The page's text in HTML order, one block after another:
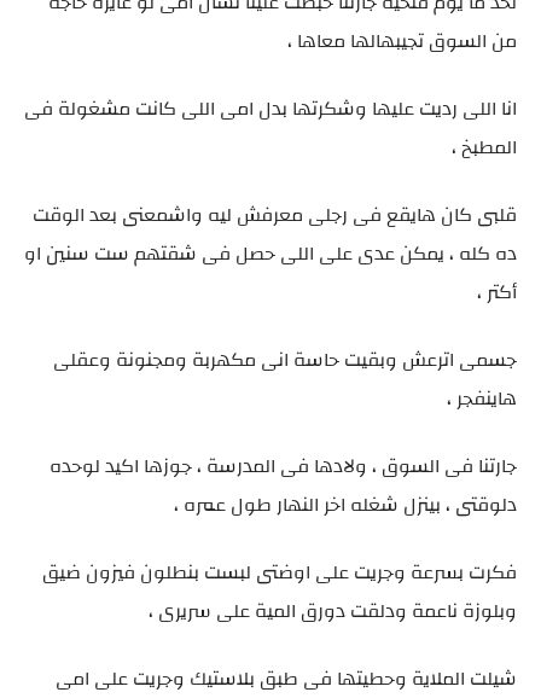
من السوق تجيبهالها معاها ،
انا اللى رديت عليها وشكرتها بدل امى اللى كانت مشغولة فى
المطبخ ،
قلبى كان هايقع فى رجلى معرفش ليه واشمعنى بعد الوقت
ده كله ، يمكن عدى على اللى حصل فى شقتهم ست سنين او
أكتر ،
جسمى اترعش وبقيت حاسة انى مكهربة ومجنونة وعقلى
هاينفجر ،
جارتنا فى السوق ، ولادها فى المدرسة ، جوزها اكيد لوحده
دلوقتى ، بينزل شغله اخر النهار طول عمره ،
فكرت بسرعة وجريت على اوضتى لبست بنطلون فيزون ضيق
وبلوزة ناعمة ودلقت دورق المية على سريرى ،
شيلت الملاية وحطيتها فى طبق بلاستيك وجريت على امى